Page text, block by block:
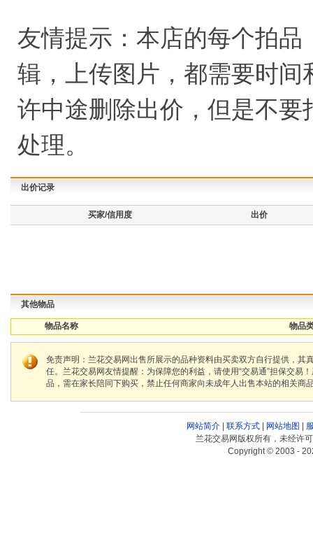
友情提示：本店的每个拍
辑，上传图片，都需要时
许中途删除出价，但是不
处理。
出价记录
买家/信用度 出价
其他物品
物品名称 物品
免责声明：兰花交易网出售所展示的品种资料由买卖双方自行提供，
任。兰花交易网友情提醒：为保障您的利益，请使用“交易通”担保交
品，需在家长陪同下购买，禁止任何商家向未成年人出售本站的相关商
网站简介| 联系方式| 网站地图
兰花交易网版权所有，未经许
Copyright © 2003 -